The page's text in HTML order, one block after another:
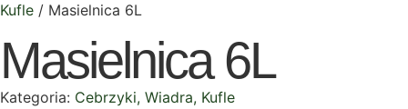
Kufle / Masielnica 6L
Masielnica 6L
Kategoria: Cebrzyki, Wiadra, Kufle